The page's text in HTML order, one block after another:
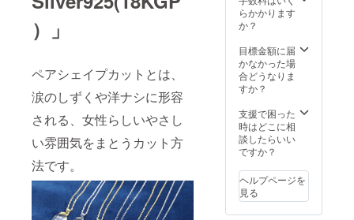
）」
ペアシェイプカットとは、
涙のしずくや洋ナシに形容
される、女性らしいやさし
い雰囲気をまとうカット方
法です。
インク
と呼ば
れる内
包物な
いる場
合もご
ざいま
す。
価格と
なりま
掲載写
真はサ
ンプル
写真に
すの
で、
形・色
合いな
の違い
はござ
いま
す。 ※
らかかります
か？
目標金額に届
かなかった場
合どうなりま
すか？
支援で困った
時はどこに相
談したらいい
ですか？
ヘルプページを
見る